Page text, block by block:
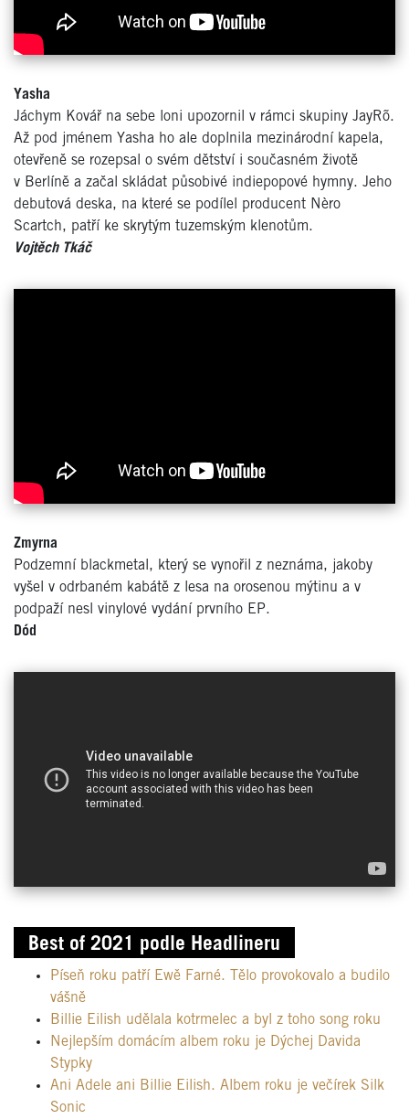
Yasha
Jáchym Kovář na sebe loni upozornil v rámci skupiny JayRõ.
Až pod jménem Yasha ho ale doplnila mezinárodní kapela,
otevřeně se rozepsal o svém dětství i současném životě
v Berlíně a začal skládat působivé indiepopové hymny. Jeho
debutová deska, na které se podílel producent Nèro
Scartch, patří ke skrytým tuzemským klenotům.
Vojtěch Tkáč
Zmyrna
Podzemní blackmetal, který se vynořil z neznáma, jakoby
vyšel v odrbaném kabátě z lesa na orosenou mýtinu a v
podpaží nesl vinylové vydání prvního EP.
Dód
Best of 2021 podle Headlineru
Píseň roku patří Ewě Farné. Tělo provokovalo a budilo
vášně
Billie Eilish udělala kotrmelec a byl z toho song roku
Nejlepším domácím albem roku je Dýchej Davida
Stypky
Ani Adele ani Billie Eilish. Albem roku je večírek Silk
Sonic